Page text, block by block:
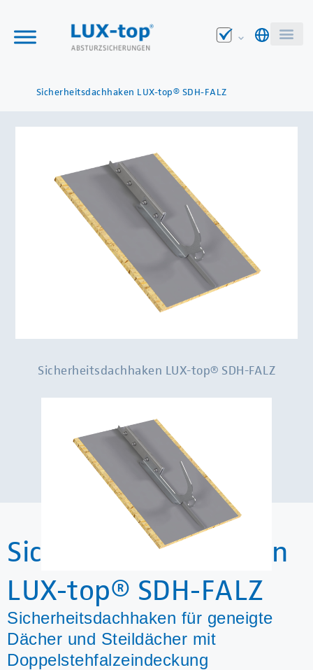
Sicherheitsdachhaken LUX-top® SDH-FALZ
Sicherheitsdachhaken LUX-top® SDH-FALZ
Sicherheitsdachhaken
LUX-top® SDH-FALZ
Sicherheitsdachhaken für geneigte
Dächer und Steildächer mit
Doppelstehfalzeindeckung